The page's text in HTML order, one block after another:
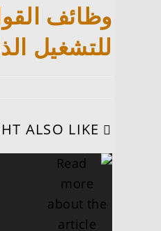
وظائف
للتشغيل
ALSO LIKE